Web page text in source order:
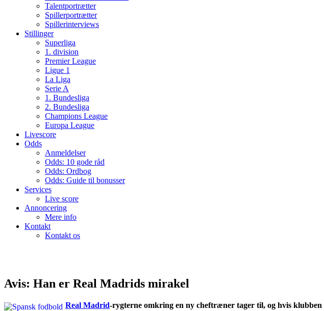
Talentportrætter
Spillerportrætter
Spillerinterviews
Stillinger
Superliga
1. division
Premier League
Ligue 1
La Liga
Serie A
1. Bundesliga
2. Bundesliga
Champions League
Europa League
Livescore
Odds
Anmeldelser
Odds: 10 gode råd
Odds: Ordbog
Odds: Guide til bonusser
Services
Live score
Annoncering
Mere info
Kontakt
Kontakt os
Avis: Han er Real Madrids mirakel
Real Madrid-rygterne omkring en ny cheftræner tager til, og hvis